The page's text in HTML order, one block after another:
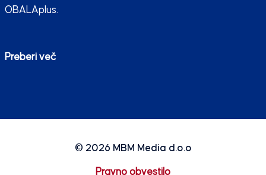
OBALAplus.
Preberi več
© 2026 MBM Media d.o.o
Pravno obvestilo